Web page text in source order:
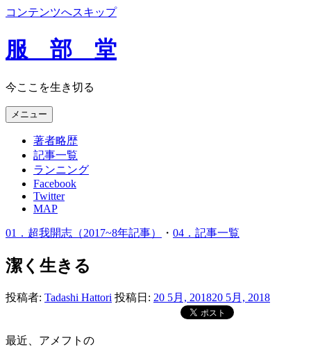
コンテンツへスキップ
服 部 堂
今ここを生き切る
メニュー
著者略歴
記事一覧
ランニング
Facebook
Twitter
MAP
01．超我開志（2017~8年記事） ・ 04．記事一覧
潔く生きる
投稿者: Tadashi Hattori 投稿日: 20 5月, 201820 5月, 2018
最近、アメフトの